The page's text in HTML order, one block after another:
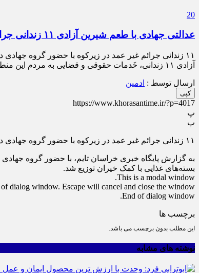
20
عدالتی جهادی با طعم شیرین آزادی ۱۱ زندانی جرائم غیر عمد در زیرکوه
۱۱ زندانی جرائم غیر عمد در زیرکوه با حضور گروه
آزادی ۱۱ زندانی، خَدمات حقوقی و قضایی به مردم این منطقه ارائه و در کنار آن بسته‌های غذایی با کمک خیران […]
ارسال توسط : ادمین
کپی
https://www.khorasantime.ir/?p=4017
پ
پ
۱۱ زندانی جرائم غیر عمد در زیرکوه با حضور گروه جهادی دستگاه قضا آزاد شدند.
بسته‌های غذایی با کمک خیران توزیع شد.
This is a modal window.
dialog window. Escape will cancel and close the window.
End of dialog window.
برچسب ها
این مطلب بدون برچسب می باشد.
نوشته های مشابه